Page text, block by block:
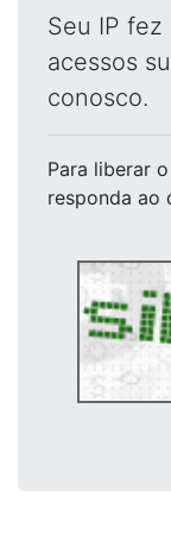
Seu IP
acessos
conosco.
Para liberar
responda ao